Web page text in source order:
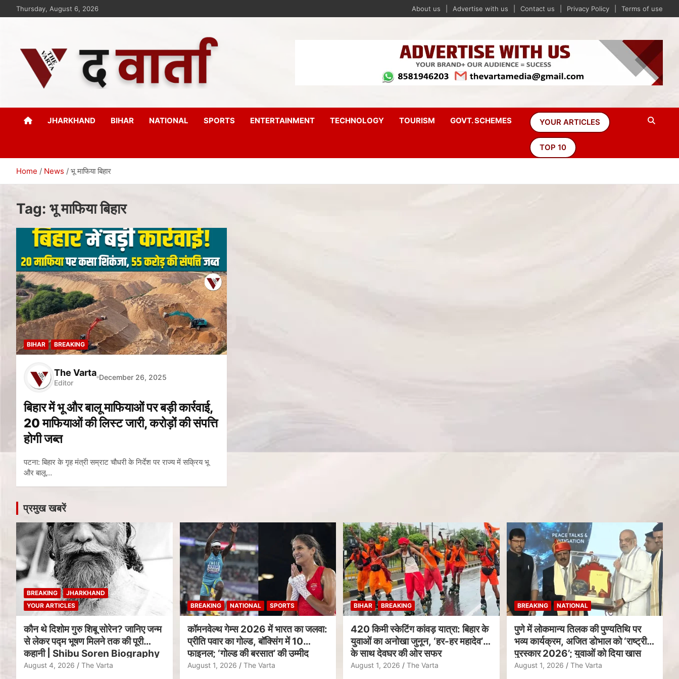
Thursday, August 6, 2026 About us Advertise with us Contact us Privacy Policy Terms of use
The Varta
JHARKHAND BIHAR NATIONAL SPORTS ENTERTAINMENT TECHNOLOGY TOURISM GOVT. SCHEMES YOUR ARTICLES
TOP 10
Home News भू माफिया बिहार
Tag: भू माफिया बिहार
BIHAR BREAKING
The Varta
Editor
December 26, 2025
बिहार में भू और बालू माफियाओं पर बड़ी कार्रवाई,
20 माफियाओं की लिस्ट जारी, करोड़ों की संपत्ति
होगी जब्त
पटना: बिहार के गृह मंत्री सम्राट चौधरी के निर्देश पर राज्य में सक्रिय भू
और बालू…
प्रमुख खबरें
BREAKING
JHARKHAND
YOUR ARTICLES
कौन थे दिशोम गुरु शिबू सोरेन? जानिए जन्म
से लेकर पद्म भूषण मिलने तक की पूरी
कहानी | Shibu Soren Biography
August 4, 2026 The Varta
BREAKING NATIONAL SPORTS
कॉमनवेल्थ गेम्स 2026 में भारत का जलवा:
प्रीति पवार का गोल्ड, बॉक्सिंग में 10
फाइनल; ‘गोल्ड की बरसात’ की उम्मीद
August 1, 2026 The Varta
BIHAR BREAKING
420 किमी स्केटिंग कांवड़ यात्रा: बिहार के
युवाओं का अनोखा जुनून, ‘हर-हर महादेव’
के साथ देवघर की ओर सफर
August 1, 2026 The Varta
BREAKING NATIONAL
पुणे में लोकमान्य तिलक की पुण्यतिथि पर
भव्य कार्यक्रम, अजित डोभाल को ‘राष्ट्रीय
पुरस्कार 2026’; युवाओं को दिया खास
संदेश
August 1, 2026 The Varta